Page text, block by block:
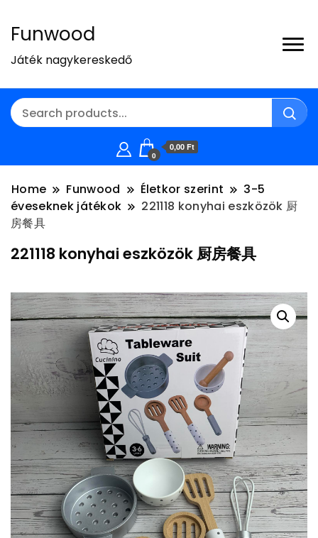
Funwood
Játék nagykereskedő
0
0,00 Ft
Home Funwood Életkor szerint
3-5
éveseknek játékok
221118 konyhai eszközök 厨
房餐具
221118 konyhai eszközök 厨房餐具